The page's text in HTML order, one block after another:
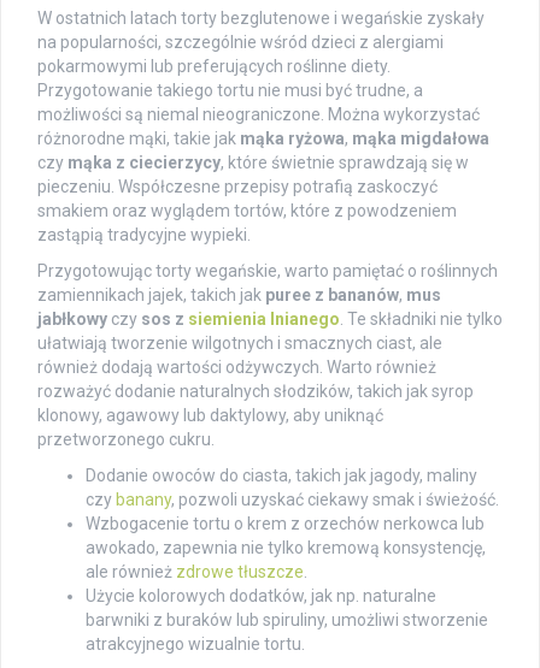
W ostatnich latach torty bezglutenowe i wegańskie zyskały
na popularności, szczególnie wśród dzieci z alergiami
pokarmowymi lub preferujących roślinne diety.
Przygotowanie takiego tortu nie musi być trudne, a
możliwości są niemal nieograniczone. Można wykorzystać
różnorodne mąki, takie jak mąka ryżowa, mąka migdałowa
czy mąka z ciecierzycy, które świetnie sprawdzają się w
pieczeniu. Współczesne przepisy potrafią zaskoczyć
smakiem oraz wyglądem tortów, które z powodzeniem
zastąpią tradycyjne wypieki.
Przygotowując torty wegańskie, warto pamiętać o roślinnych
zamiennikach jajek, takich jak puree z bananów, mus
jabłkowy czy sos z siemienia lnianego . Te składniki nie tylko
ułatwiają tworzenie wilgotnych i smacznych ciast, ale
również dodają wartości odżywczych. Warto również
rozważyć dodanie naturalnych słodzików, takich jak syrop
klonowy, agawowy lub daktylowy, aby uniknąć
przetworzonego cukru.
Dodanie owoców do ciasta, takich jak jagody, maliny
czy banany, pozwoli uzyskać ciekawy smak i świeżość.
Wzbogacenie tortu o krem z orzechów nerkowca lub
awokado, zapewnia nie tylko kremową konsystencję,
ale również zdrowe tłuszcze
Użycie kolorowych dodatków, jak np. naturalne
barwniki z buraków lub spiruliny, umożliwi stworzenie
atrakcyjnego wizualnie tortu.